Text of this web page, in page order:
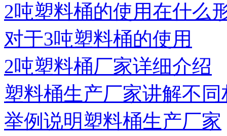
2吨塑料桶的使用在什么
对于3吨塑料桶的使用
2吨塑料桶厂家详细介绍
塑料桶生产厂家讲解不同
举例说明塑料桶生产厂家